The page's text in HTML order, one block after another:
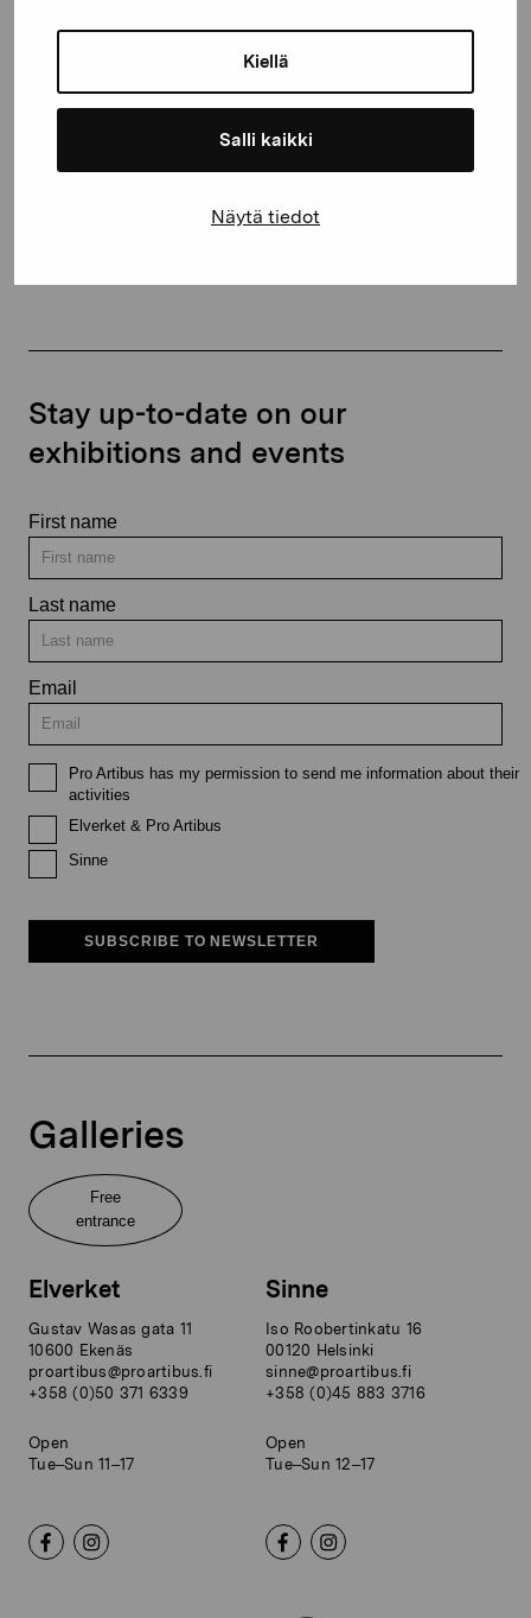
Kiellä
Salli kaikki
Näytä tiedot
proartibus@proartibus.fi
+358 (0)50 371 6339
Stay up-to-date on our
exhibitions and events
First name
Last name
Email
Pro Artibus has my permission to send me information about their
activities
Elverket & Pro Artibus
Sinne
SUBSCRIBE TO NEWSLETTER
Galleries
Free
entrance
Elverket
Gustav Wasas gata 11
10600 Ekenäs
proartibus@proartibus.fi
+358 (0)50 371 6339
Open
Tue–Sun 11–17
Sinne
Iso Roobertinkatu 16
00120 Helsinki
sinne@proartibus.fi
+358 (0)45 883 3716
Open
Tue–Sun 12–17